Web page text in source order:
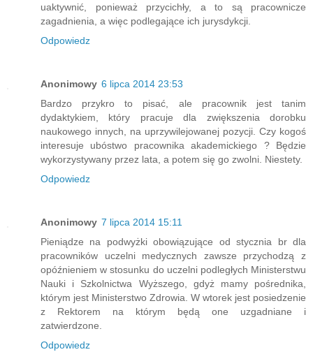
uaktywnić, ponieważ przycichły, a to są pracownicze
zagadnienia, a więc podlegające ich jurysdykcji.
Odpowiedz
Anonimowy 6 lipca 2014 23:53
Bardzo przykro to pisać, ale pracownik jest tanim
dydaktykiem, który pracuje dla zwiększenia dorobku
naukowego innych, na uprzywilejowanej pozycji. Czy kogoś
interesuje ubóstwo pracownika akademickiego ? Będzie
wykorzystywany przez lata, a potem się go zwolni. Niestety.
Odpowiedz
Anonimowy 7 lipca 2014 15:11
Pieniądze na podwyżki obowiązujące od stycznia br dla
pracowników uczelni medycznych zawsze przychodzą z
opóźnieniem w stosunku do uczelni podległych Ministerstwu
Nauki i Szkolnictwa Wyższego, gdyż mamy pośrednika,
którym jest Ministerstwo Zdrowia. W wtorek jest posiedzenie
z Rektorem na którym będą one uzgadniane i
zatwierdzone.
Odpowiedz